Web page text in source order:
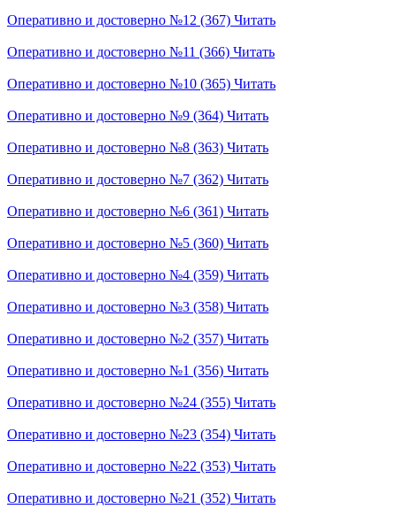
Оперативно и достоверно №12 (367) Читать
Оперативно и достоверно №11 (366) Читать
Оперативно и достоверно №10 (365) Читать
Оперативно и достоверно №9 (364) Читать
Оперативно и достоверно №8 (363) Читать
Оперативно и достоверно №7 (362) Читать
Оперативно и достоверно №6 (361) Читать
Оперативно и достоверно №5 (360) Читать
Оперативно и достоверно №4 (359) Читать
Оперативно и достоверно №3 (358) Читать
Оперативно и достоверно №2 (357) Читать
Оперативно и достоверно №1 (356) Читать
Оперативно и достоверно №24 (355) Читать
Оперативно и достоверно №23 (354) Читать
Оперативно и достоверно №22 (353) Читать
Оперативно и достоверно №21 (352) Читать